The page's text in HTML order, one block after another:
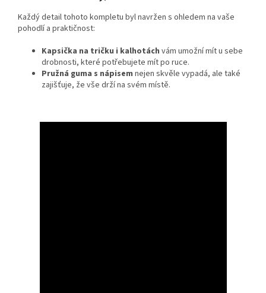
Každý detail tohoto kompletu byl navržen s ohledem na vaše
pohodlí a praktičnost:
Kapsička na tričku i kalhotách vám umožní mít u sebe
drobnosti, které potřebujete mít po ruce.
Pružná guma s nápisem nejen skvěle vypadá, ale také
zajišťuje, že vše drží na svém místě.